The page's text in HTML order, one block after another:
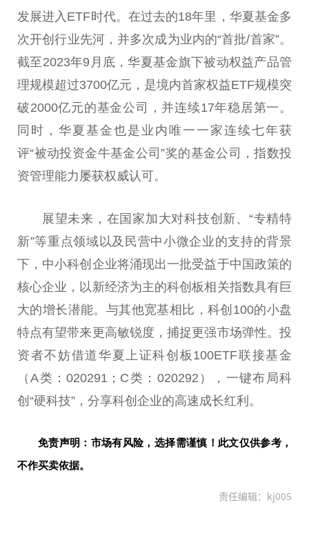
发展进入ETF时代。在过去的18年里，华夏基金多
次开创行业先河，并多次成为业内的“首批/首家”。
截至2023年9月底，华夏基金旗下被动权益产品管
理规模超过3700亿元，是境内首家权益ETF规模突
破2000亿元的基金公司，并连续17年稳居第一。
同时，华夏 基金也是业内唯一一家连续七年获
评“被动投资金牛基金公司”奖的基金公司，指数投
资管理能力屡获权威认可。
展望未来，在 国家加大对科技创新、“专精特
新”等重点领域以及民营中小微企业的支持的背景
下，中小科创企业将涌现出一批受益于中国政策的
核心企业，以新经济为主的科创板相关指数具有巨
大的增长潜能。与其他宽基相比，科创100的小盘
特点有望带来更高敏锐度，捕捉更强市场弹性。投
资者不妨借道华夏上证科创板100ETF联接基金
（A类：020291；C类：020292），一键布局科
创“硬科技”，分享科创企业的高速成长红利。
免责声明：市场有风险，选择需谨慎！此文仅供参考，
不作买卖依据。
责任编辑：kj005